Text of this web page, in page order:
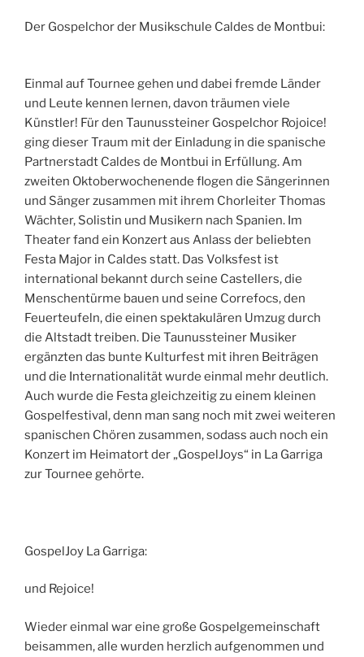
Der Gospelchor der Musikschule Caldes de Montbui:
Einmal auf Tournee gehen und dabei fremde Länder
und Leute kennen lernen, davon träumen viele
Künstler! Für den Taunussteiner Gospelchor Rojoice!
ging dieser Traum mit der Einladung in die spanische
Partnerstadt Caldes de Montbui in Erfüllung. Am
zweiten Oktoberwochenende flogen die Sängerinnen
und Sänger zusammen mit ihrem Chorleiter Thomas
Wächter, Solistin und Musikern nach Spanien. Im
Theater fand ein Konzert aus Anlass der beliebten
Festa Major in Caldes statt. Das Volksfest ist
international bekannt durch seine Castellers, die
Menschentürme bauen und seine Correfocs, den
Feuerteufeln, die einen spektakulären Umzug durch
die Altstadt treiben. Die Taunussteiner Musiker
ergänzten das bunte Kulturfest mit ihren Beiträgen
und die Internationalität wurde einmal mehr deutlich.
Auch wurde die Festa gleichzeitig zu einem kleinen
Gospelfestival, denn man sang noch mit zwei weiteren
spanischen Chören zusammen, sodass auch noch ein
Konzert im Heimatort der „GospelJoys“ in La Garriga
zur Tournee gehörte.
GospelJoy La Garriga:
und Rejoice!
Wieder einmal war eine große Gospelgemeinschaft
beisammen, alle wurden herzlich aufgenommen und